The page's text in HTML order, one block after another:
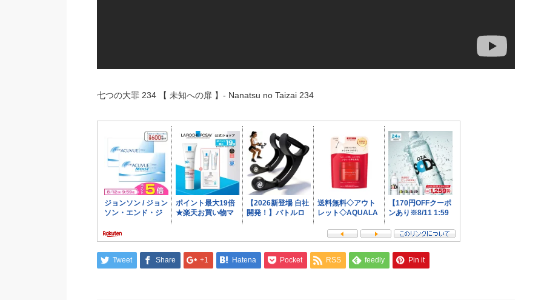
七つの大罪 234 【 未知への扉 】- Nanatsu no Taizai 234
Tweet Share +1 Hatena Pocket RSS feedly Pin it